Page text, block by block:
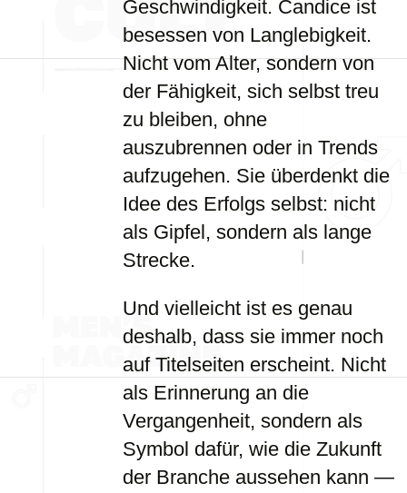
Geschwindigkeit. Candice ist
besessen von Langlebigkeit.
Nicht vom Alter, sondern von
der Fähigkeit, sich selbst treu
zu bleiben, ohne
auszubrennen oder in Trends
aufzugehen. Sie überdenkt die
Idee des Erfolgs selbst: nicht
als Gipfel, sondern als lange
Strecke.
Und vielleicht ist es genau
deshalb, dass sie immer noch
auf Titelseiten erscheint. Nicht
als Erinnerung an die
Vergangenheit, sondern als
Symbol dafür, wie die Zukunft
der Branche aussehen kann —